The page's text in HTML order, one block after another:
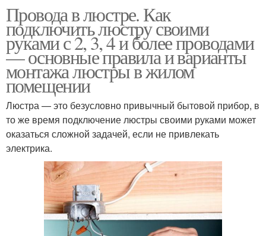
Провода в люстре. Как
подключить люстру своими
руками с 2, 3, 4 и более проводами
— основные правила и варианты
монтажа люстры в жилом
помещении
Люстра — это безусловно привычный бытовой прибор, в
то же время подключение люстры своими руками может
оказаться сложной задачей, если не привлекать
электрика.